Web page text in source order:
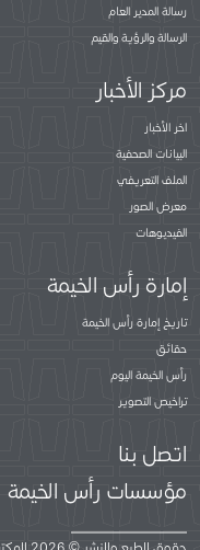
رسالة المدير العام
الرسالة والرؤية والقيم
مركز الأخبار
اخر الأخبار
البيانات الصحفية
الملف التعريفي
معرض الصور
الفيديوهات
إمارة رأس الخيمة
تاريخ إمارة رأس الخيمة
حقائق
رأس الخيمة اليوم
تراخيص التصوير
اتصل بنا
مؤسسات رأس الخيمة